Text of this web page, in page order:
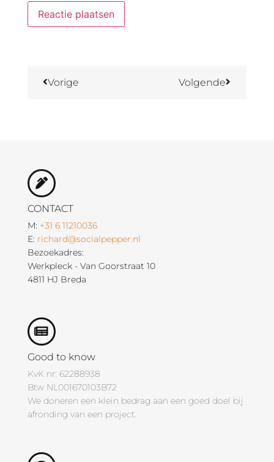
Vorige Volgende
CONTACT
M: +31 6 11210036
E: richard@socialpepper.nl
Bezoekadres:
Werkpleck - Van Goorstraat 10
4811 HJ Breda
Good to know
KvK nr: 62288938
Btw NL001670103B72
We doneren een klein bedrag aan een goed doel bij
afronding van een project.